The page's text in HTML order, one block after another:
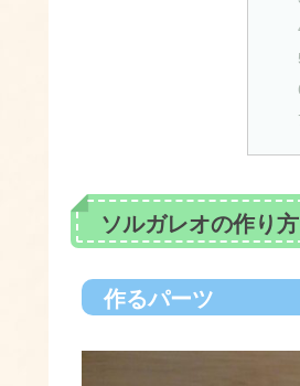
ソルガレオの作り方
作るパーツ